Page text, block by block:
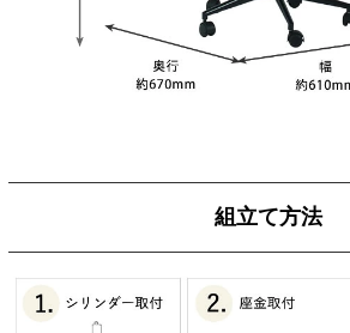
組立て方法